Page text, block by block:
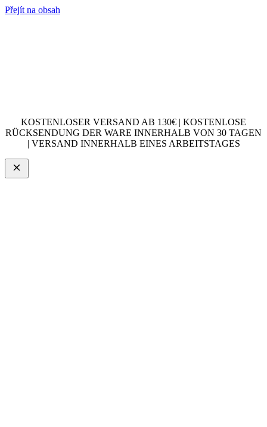
Přejít na obsah
KOSTENLOSER VERSAND AB 130€ | KOSTENLOSE
RÜCKSENDUNG DER WARE INNERHALB VON 30 TAGEN
| VERSAND INNERHALB EINES ARBEITSTAGES